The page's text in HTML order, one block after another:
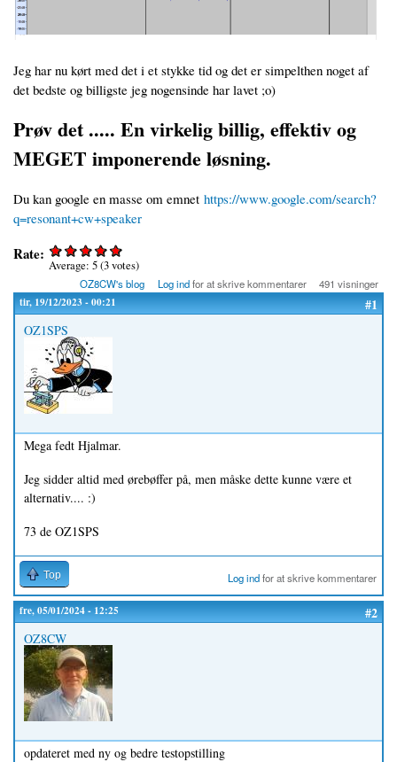
Jeg har nu kørt med det i et stykke tid og det er simpelthen noget af
det bedste og billigste jeg nogensinde har lavet ;o)
Prøv det ..... En virkelig billig, effektiv og
MEGET imponerende løsning.
Du kan google en masse om emnet https://www.google.com/search?
q=resonant+cw+speaker
Rate:
Average: 5(3votes)
OZ8CW's blog Log indfor at skrive kommentarer 491 visninger
tir, 19/12/2023 - 00:21 #1
OZ1SPS
Mega fedt Hjalmar.
Jeg sidder altid med ørebøffer på, men måske dette kunne være et
alternativ.... :)
73 de OZ1SPS
Top Log indfor at skrive kommentarer
fre, 05/01/2024 - 12:25 #2
OZ8CW
opdateret med ny og bedre testopstilling